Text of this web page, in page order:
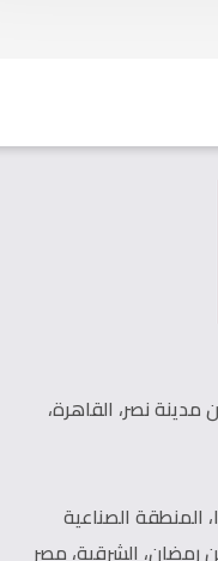
مدينة نصر، القاهرة،
قطعة رقم ١، المنطقة الصناعية